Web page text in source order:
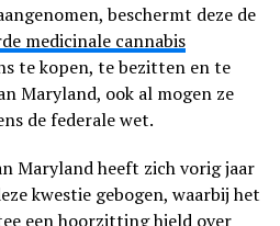
beschermt deze de
medicinale cannabis
te kopen, te bezitten en te
Maryland, ook al mogen ze
de federale wet.
Maryland heeft zich vorig jaar
kwestie gebogen, waarbij het
een hoorzitting hield over